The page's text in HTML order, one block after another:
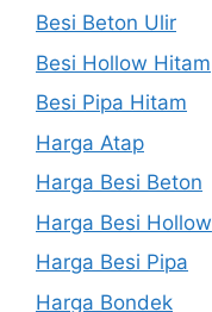
Besi Beton Ulir
Besi Hollow Hitam
Besi Pipa Hitam
Harga Atap
Harga Besi Beton
Harga Besi Hollow
Harga Besi Pipa
Harga Bondek